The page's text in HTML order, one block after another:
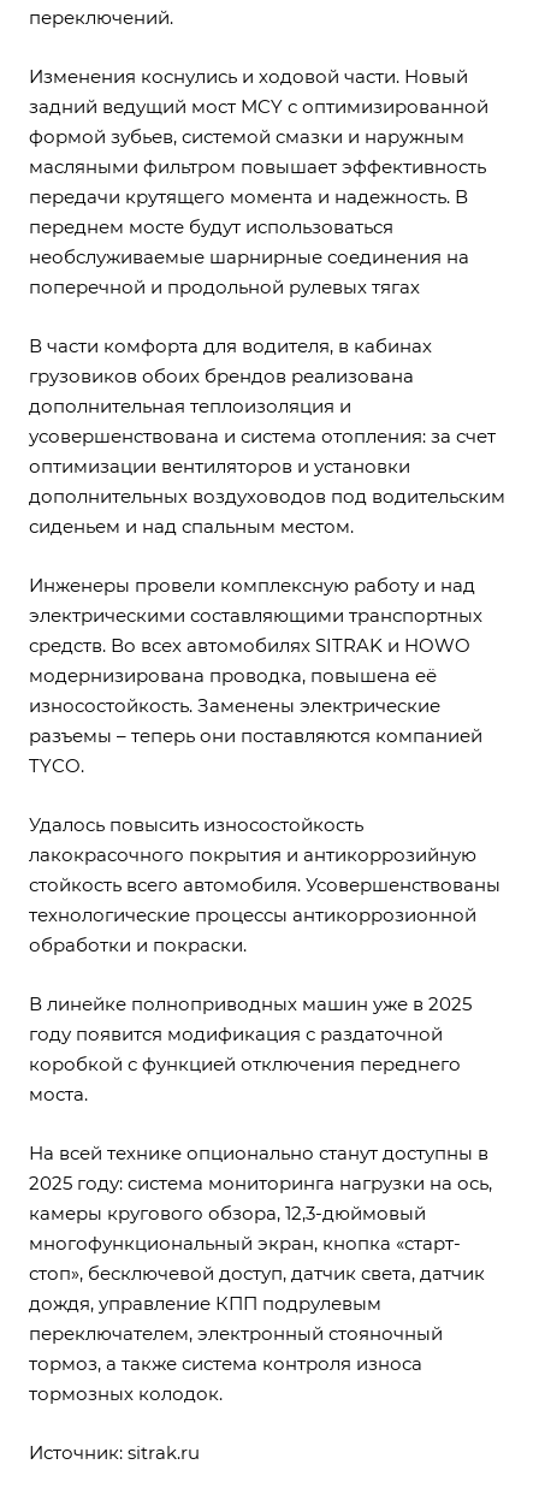
переключений.
Изменения коснулись и ходовой части. Новый
задний ведущий мост MCY с оптимизированной
формой зубьев, системой смазки и наружным
масляными фильтром повышает эффективность
передачи крутящего момента и надежность. В
переднем мосте будут использоваться
необслуживаемые шарнирные соединения на
поперечной и продольной рулевых тягах
В части комфорта для водителя, в кабинах
грузовиков обоих брендов реализована
дополнительная теплоизоляция и
усовершенствована и система отопления: за счет
оптимизации вентиляторов и установки
дополнительных воздуховодов под водительским
сиденьем и над спальным местом.
Инженеры провели комплексную работу и над
электрическими составляющими транспортных
средств. Во всех автомобилях SITRAK и HOWO
модернизирована проводка, повышена её
износостойкость. Заменены электрические
разъемы – теперь они поставляются компанией
TYCO.
Удалось повысить износостойкость
лакокрасочного покрытия и антикоррозийную
стойкость всего автомобиля. Усовершенствованы
технологические процессы антикоррозионной
обработки и покраски.
В линейке полноприводных машин уже в 2025
году появится модификация с раздаточной
коробкой с функцией отключения переднего
моста.
На всей технике опционально станут доступны в
2025 году: система мониторинга нагрузки на ось,
камеры кругового обзора, 12,3-дюймовый
многофункциональный экран, кнопка «старт-
стоп», бесключевой доступ, датчик света, датчик
дождя, управление КПП подрулевым
переключателем, электронный стояночный
тормоз, а также система контроля износа
тормозных колодок.
Источник: sitrak.ru